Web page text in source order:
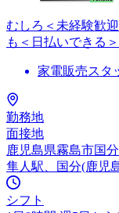
むしろ＜未経験歓
も＜日払いできる
家電販売スタ
勤務地
面接地
鹿児島県霧島市国
隼人駅、国分(鹿児
シフト